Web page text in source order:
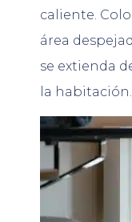
caliente.
área
se extienda
la habitación.